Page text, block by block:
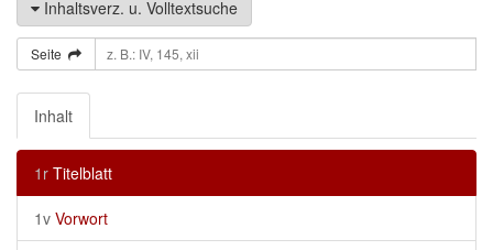
Inhaltsverz. u. Volltextsuche
Seite
Inhalt
1r Titelblatt
1v Vorwort